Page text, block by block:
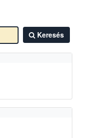
Keresés